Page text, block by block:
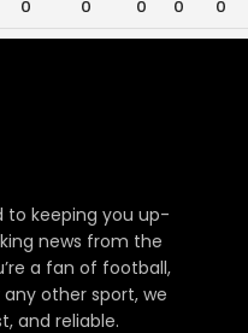
0 0 0 0 0
to keeping you up-
news from the
a fan of football,
other sport, we
and reliable.